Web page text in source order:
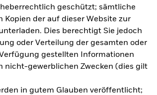
geschützt; sämtliche
Kopien der auf dieser Website zur
Dies berechtigt Sie jedoch
oder Verteilung der gesamten oder
gestellten Informationen
nicht-gewerblichen Zwecken (dies gilt
in gutem Glauben veröffentlicht;